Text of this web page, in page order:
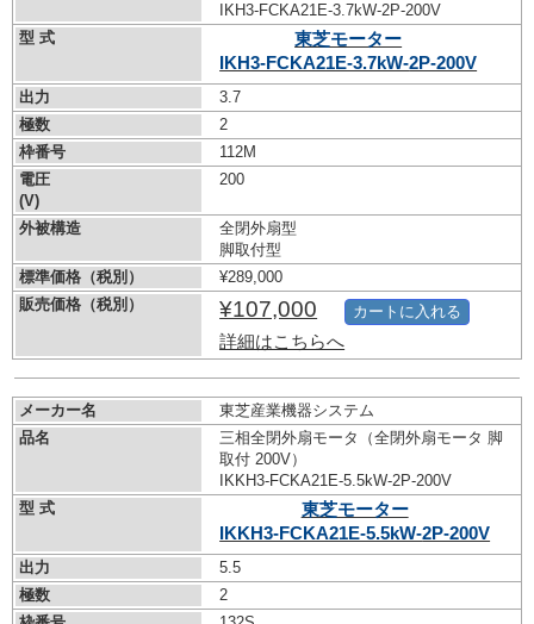
IKH3-FCKA21E-3.7kW-2P-200V
型 式
東芝モーター
IKH3-FCKA21E-3.7kW-2P-200V
出力
3.7
極数
2
枠番号
112M
電圧
(V)
200
外被構造
全閉外扇型
脚取付型
標準価格（税別）
¥289,000
販売価格（税別）
¥107,000
詳細はこちらへ
カートに入れる
メーカー名
東芝産業機器システム
品名
三相全閉外扇モータ（全閉外扇モータ 脚
取付 200V）
IKKH3-FCKA21E-5.5kW-2P-200V
型 式
東芝モーター
IKKH3-FCKA21E-5.5kW-2P-200V
出力
5.5
極数
2